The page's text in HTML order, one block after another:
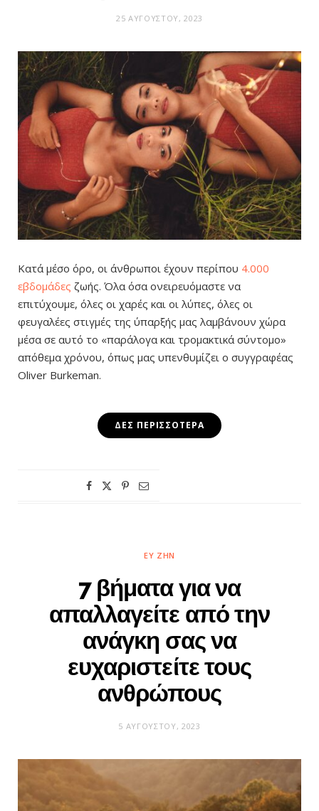
25 ΑΥΓΟΎΣΤΟΥ, 2023
Κατά μέσο όρο, οι άνθρωποι έχουν περίπου 4.000
εβδομάδες ζωής. Όλα όσα ονειρευόμαστε να
επιτύχουμε, όλες οι χαρές και οι λύπες, όλες οι
φευγαλέες στιγμές της ύπαρξής μας λαμβάνουν χώρα
μέσα σε αυτό το «παράλογα και τρομακτικά σύντομο»
απόθεμα χρόνου, όπως μας υπενθυμίζει ο συγγραφέας
Oliver Burkeman.
ΔΕΣ ΠΕΡΙΣΣΌΤΕΡΑ
ΕΥ ΖΗΝ
7 βήματα για να
απαλλαγείτε από την
ανάγκη σας να
ευχαριστείτε τους
ανθρώπους
5 ΑΥΓΟΎΣΤΟΥ, 2023